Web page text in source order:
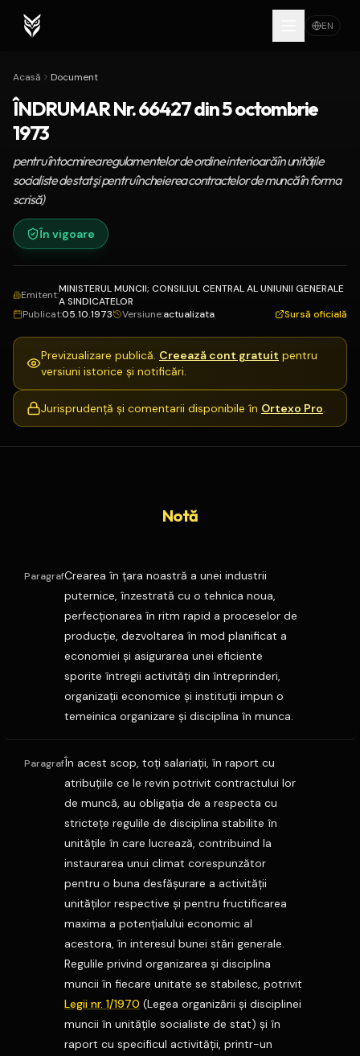
EN
Acasă Document
ÎNDRUMAR Nr. 66427 din 5 octombrie
1973
pentru întocmirea regulamentelor de ordine interioară în unităţile
socialiste de stat şi pentru încheierea contractelor de muncă în forma
scrisă)
În vigoare
Emitent:MINISTERUL MUNCII; CONSILIUL CENTRAL AL UNIUNII GENERALE
A SINDICATELOR
Publicat:05.10.1973 Versiune:actualizata Sursă oficială
Previzualizare publică. Creează cont gratuit pentru
versiuni istorice și notificări.
Jurisprudență și comentarii disponibile în Ortexo Pro.
Notă
ParagrafCrearea în ţara noastră a unei industrii
puternice, înzestrată cu o tehnica noua,
perfecţionarea în ritm rapid a proceselor de
producţie, dezvoltarea în mod planificat a
economiei şi asigurarea unei eficiente
sporite întregii activităţi din întreprinderi,
organizaţii economice şi instituţii impun o
temeinica organizare şi disciplina în munca.
ParagrafÎn acest scop, toţi salariaţii, în raport cu
atribuţiile ce le revin potrivit contractului lor
de muncă, au obligaţia de a respecta cu
stricteţe regulile de disciplina stabilite în
unităţile în care lucrează, contribuind la
instaurarea unui climat corespunzător
pentru o buna desfăşurare a activităţii
unităţilor respective şi pentru fructificarea
maxima a potenţialului economic al
acestora, în interesul bunei stări generale.
Regulile privind organizarea şi disciplina
muncii în fiecare unitate se stabilesc, potrivit
Legii nr. 1/1970 (Legea organizării şi disciplinei
muncii în unităţile socialiste de stat) şi în
raport cu specificul activităţii, printr-un